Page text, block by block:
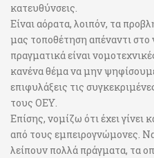
κατευθύνσεις.
Είναι αόρατα, λοιπόν, τα
μας τοποθέτηση απέναντι στο
πραγματικά είναι
κανένα θέμα να μην
επιφυλάξεις τις
τους ΟΕΥ.
Επίσης, νομίζω ότι έχει γίνει
από τους εμπειρογνώμονες.
λείπουν πολλά πράγματα, τα